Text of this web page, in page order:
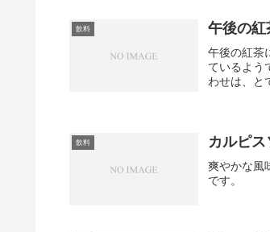
飲料 午後の
午後の紅茶
ているよう
わせは、と
飲料 カルピ
爽やかな風
です。